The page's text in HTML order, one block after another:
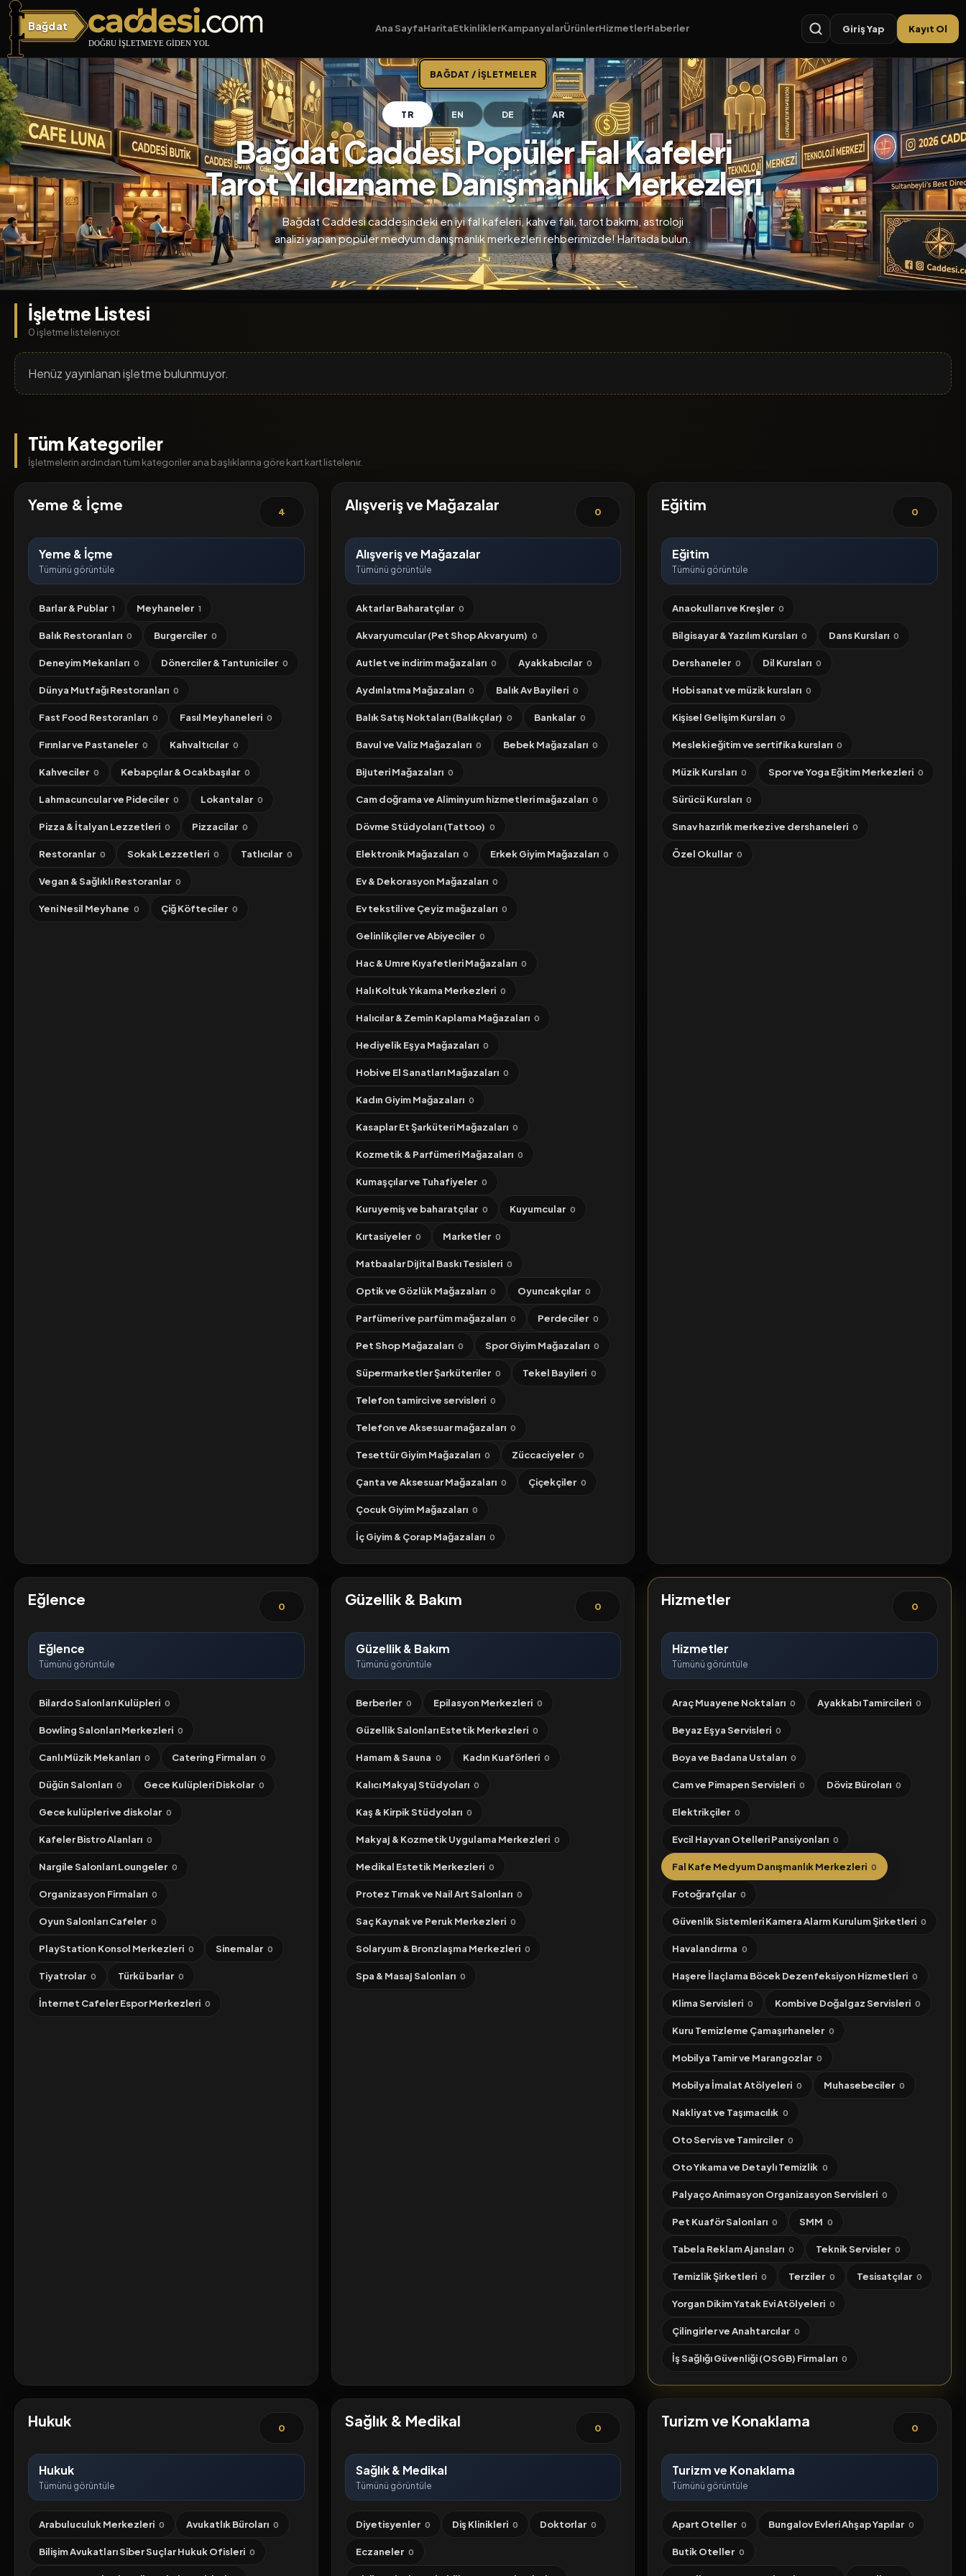
Bağdat
Bağdat Caddesi Ana SayfaHaritaEtkinliklerKampanyalarÜrünlerHizmetlerHaberler Giriş Yap Kayıt Ol
BAĞDAT / İŞLETMELER
TR EN DE AR
Bağdat Caddesi Popüler Fal Kafeleri
Tarot Yıldızname Danışmanlık Merkezleri
Bağdat Caddesi caddesindeki en iyi fal kafeleri, kahve falı, tarot bakımı, astroloji
analizi yapan popüler medyum danışmanlık merkezleri rehberimizde! Haritada bulun.
İşletme Listesi
0 işletme listeleniyor.
Henüz yayınlanan işletme bulunmuyor.
Tüm Kategoriler
İşletmelerin ardından tüm kategoriler ana başlıklarına göre kart kart listelenir.
Yeme & İçme 4
Yeme & İçme
Tümünü görüntüle
Barlar & Publar 1 Meyhaneler 1
Balık Restoranları 0 Burgerciler 0
Deneyim Mekanları 0 Dönerciler & Tantuniciler 0
Dünya Mutfağı Restoranları 0
Fast Food Restoranları 0 Fasıl Meyhaneleri 0
Fırınlar ve Pastaneler 0 Kahvaltıcılar 0
Kahveciler 0 Kebapçılar & Ocakbaşılar 0
Lahmacuncular ve Pideciler 0 Lokantalar 0
Pizza & İtalyan Lezzetleri 0 Pizzacilar 0
Restoranlar 0 Sokak Lezzetleri 0 Tatlıcılar 0
Vegan & Sağlıklı Restoranlar 0
Yeni Nesil Meyhane 0 Çiğ Köfteciler 0
Alışveriş ve Mağazalar 0
Alışveriş ve Mağazalar
Tümünü görüntüle
Aktarlar Baharatçılar 0
Akvaryumcular (Pet Shop Akvaryum) 0
Autlet ve indirim mağazaları 0 Ayakkabıcılar 0
Aydınlatma Mağazaları 0 Balık Av Bayileri 0
Balık Satış Noktaları (Balıkçılar) 0 Bankalar 0
Bavul ve Valiz Mağazaları 0 Bebek Mağazaları 0
Bijuteri Mağazaları 0
Cam doğrama ve Aliminyum hizmetleri mağazaları 0
Dövme Stüdyoları (Tattoo) 0
Elektronik Mağazaları 0 Erkek Giyim Mağazaları 0
Ev & Dekorasyon Mağazaları 0
Ev tekstili ve Çeyiz mağazaları 0
Gelinlikçiler ve Abiyeciler 0
Hac & Umre Kıyafetleri Mağazaları 0
Halı Koltuk Yıkama Merkezleri 0
Halıcılar & Zemin Kaplama Mağazaları 0
Hediyelik Eşya Mağazaları 0
Hobi ve El Sanatları Mağazaları 0
Kadın Giyim Mağazaları 0
Kasaplar Et Şarküteri Mağazaları 0
Kozmetik & Parfümeri Mağazaları 0
Kumaşçılar ve Tuhafiyeler 0
Kuruyemiş ve baharatçılar 0 Kuyumcular 0
Kırtasiyeler 0 Marketler 0
Matbaalar Dijital Baskı Tesisleri 0
Optik ve Gözlük Mağazaları 0 Oyuncakçılar 0
Parfümeri ve parfüm mağazaları 0 Perdeciler 0
Pet Shop Mağazaları 0 Spor Giyim Mağazaları 0
Süpermarketler Şarküteriler 0 Tekel Bayileri 0
Telefon tamirci ve servisleri 0
Telefon ve Aksesuar mağazaları 0
Tesettür Giyim Mağazaları 0 Züccaciyeler 0
Çanta ve Aksesuar Mağazaları 0 Çiçekçiler 0
Çocuk Giyim Mağazaları 0
İç Giyim & Çorap Mağazaları 0
Eğitim 0
Eğitim
Tümünü görüntüle
Anaokulları ve Kreşler 0
Bilgisayar & Yazılım Kursları 0 Dans Kursları 0
Dershaneler 0 Dil Kursları 0
Hobi sanat ve müzik kursları 0
Kişisel Gelişim Kursları 0
Mesleki eğitim ve sertifika kursları 0
Müzik Kursları 0 Spor ve Yoga Eğitim Merkezleri 0
Sürücü Kursları 0
Sınav hazırlık merkezi ve dershaneleri 0
Özel Okullar 0
Eğlence 0
Eğlence
Tümünü görüntüle
Bilardo Salonları Kulüpleri 0
Bowling Salonları Merkezleri 0
Canlı Müzik Mekanları 0 Catering Firmaları 0
Düğün Salonları 0 Gece Kulüpleri Diskolar 0
Gece kulüpleri ve diskolar 0
Kafeler Bistro Alanları 0
Nargile Salonları Loungeler 0
Organizasyon Firmaları 0
Oyun Salonları Cafeler 0
PlayStation Konsol Merkezleri 0 Sinemalar 0
Tiyatrolar 0 Türkü barlar 0
İnternet Cafeler Espor Merkezleri 0
Güzellik & Bakım 0
Güzellik & Bakım
Tümünü görüntüle
Berberler 0 Epilasyon Merkezleri 0
Güzellik Salonları Estetik Merkezleri 0
Hamam & Sauna 0 Kadın Kuaförleri 0
Kalıcı Makyaj Stüdyoları 0
Kaş & Kirpik Stüdyoları 0
Makyaj & Kozmetik Uygulama Merkezleri 0
Medikal Estetik Merkezleri 0
Protez Tırnak ve Nail Art Salonları 0
Saç Kaynak ve Peruk Merkezleri 0
Solaryum & Bronzlaşma Merkezleri 0
Spa & Masaj Salonları 0
Hizmetler 0
Hizmetler
Tümünü görüntüle
Araç Muayene Noktaları 0 Ayakkabı Tamircileri 0
Beyaz Eşya Servisleri 0
Boya ve Badana Ustaları 0
Cam ve Pimapen Servisleri 0 Döviz Büroları 0
Elektrikçiler 0
Evcil Hayvan Otelleri Pansiyonları 0
Fal Kafe Medyum Danışmanlık Merkezleri 0
Fotoğrafçılar 0
Güvenlik Sistemleri Kamera Alarm Kurulum Şirketleri 0
Havalandırma 0
Haşere İlaçlama Böcek Dezenfeksiyon Hizmetleri 0
Klima Servisleri 0 Kombi ve Doğalgaz Servisleri 0
Kuru Temizleme Çamaşırhaneler 0
Mobilya Tamir ve Marangozlar 0
Mobilya İmalat Atölyeleri 0 Muhasebeciler 0
Nakliyat ve Taşımacılık 0
Oto Servis ve Tamirciler 0
Oto Yıkama ve Detaylı Temizlik 0
Palyaço Animasyon Organizasyon Servisleri 0
Pet Kuaför Salonları 0 SMM 0
Tabela Reklam Ajansları 0 Teknik Servisler 0
Temizlik Şirketleri 0 Terziler 0 Tesisatçılar 0
Yorgan Dikim Yatak Evi Atölyeleri 0
Çilingirler ve Anahtarcılar 0
İş Sağlığı Güvenliği (OSGB) Firmaları 0
Hukuk 0
Hukuk
Tümünü görüntüle
Arabuluculuk Merkezleri 0 Avukatlık Büroları 0
Bilişim Avukatları Siber Suçlar Hukuk Ofisleri 0
Sağlık & Medikal 0
Sağlık & Medikal
Tümünü görüntüle
Diyetisyenler 0 Diş Klinikleri 0 Doktorlar 0
Eczaneler 0
Turizm ve Konaklama 0
Turizm ve Konaklama
Tümünü görüntüle
Apart Oteller 0 Bungalov Evleri Ahşap Yapılar 0
Butik Oteller 0